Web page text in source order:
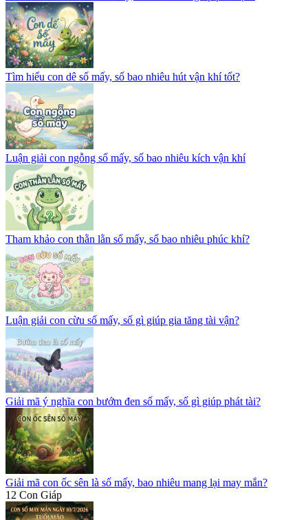
Tìm hiểu con dê số mấy, số bao nhiêu hút vận khí tốt?
Luận giải con ngỗng số mấy, số bao nhiêu kích vận khí
Tham khảo con thằn lằn số mấy, số bao nhiêu phúc khí?
Luận giải con cừu số mấy, số gì giúp gia tăng tài vận?
Giải mã ý nghĩa con bướm đen số mấy, số gì giúp phát tài?
Giải mã con ốc sên là số mấy, bao nhiêu mang lại may mắn?
12 Con Giáp